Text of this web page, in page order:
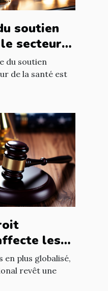
soutien
secteur
du soutien
de la santé est
les
en plus globalisé,
revêt une